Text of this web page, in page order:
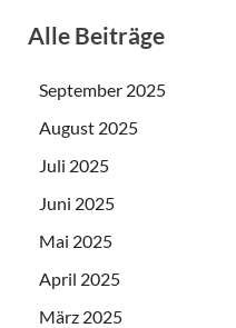
Alle Beiträge
September 2025
August 2025
Juli 2025
Juni 2025
Mai 2025
April 2025
März 2025